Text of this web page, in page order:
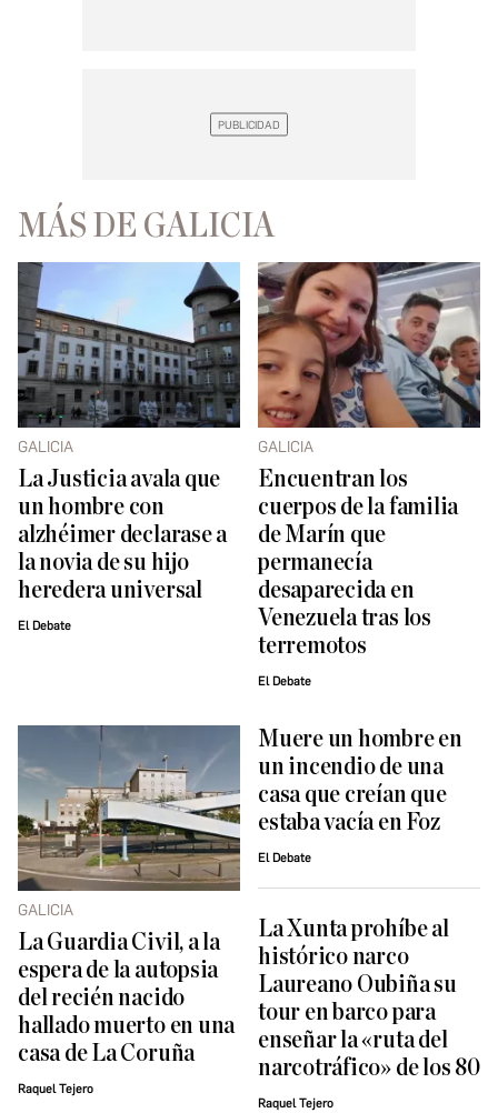
MÁS DE GALICIA
GALICIA
La Justicia avala que
un hombre con
alzhéimer declarase a
la novia de su hijo
heredera universal
El Debate
GALICIA
Encuentran los
cuerpos de la familia
de Marín que
permanecía
desaparecida en
Venezuela tras los
terremotos
El Debate
GALICIA
La Guardia Civil, a la
espera de la autopsia
del recién nacido
hallado muerto en una
casa de La Coruña
Raquel Tejero
Muere un hombre en
un incendio de una
casa que creían que
estaba vacía en Foz
El Debate
La Xunta prohíbe al
histórico narco
Laureano Oubiña su
tour en barco para
enseñar la «ruta del
narcotráfico» de los 80
Raquel Tejero